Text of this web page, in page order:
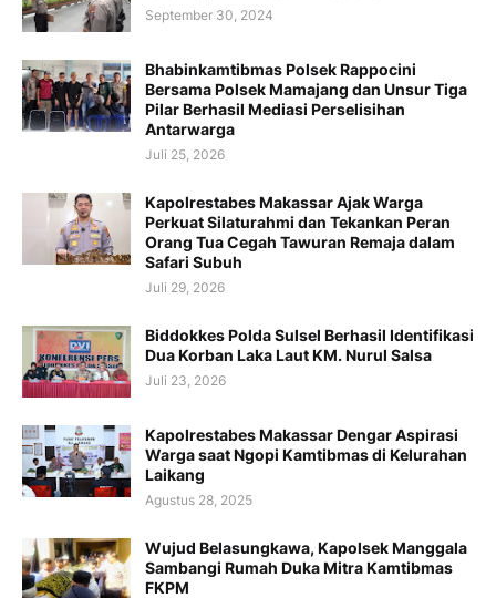
September 30, 2024
Bhabinkamtibmas Polsek Rappocini
Bersama Polsek Mamajang dan Unsur Tiga
Pilar Berhasil Mediasi Perselisihan
Antarwarga
Juli 25, 2026
Kapolrestabes Makassar Ajak Warga
Perkuat Silaturahmi dan Tekankan Peran
Orang Tua Cegah Tawuran Remaja dalam
Safari Subuh
Juli 29, 2026
Biddokkes Polda Sulsel Berhasil Identifikasi
Dua Korban Laka Laut KM. Nurul Salsa
Juli 23, 2026
Kapolrestabes Makassar Dengar Aspirasi
Warga saat Ngopi Kamtibmas di Kelurahan
Laikang
Agustus 28, 2025
Wujud Belasungkawa, Kapolsek Manggala
Sambangi Rumah Duka Mitra Kamtibmas
FKPM